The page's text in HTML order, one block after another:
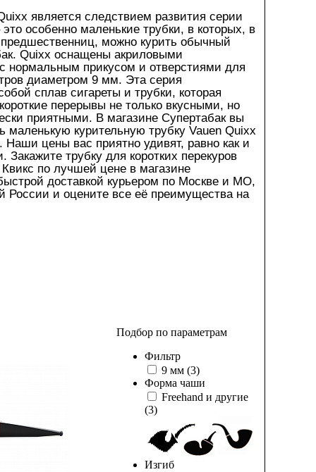
является следствием развития серии
особенно маленькие трубки, в которых, в
можно курить обычный
Quixx оснащены акриловыми
нормальным прикусом и отверстиями для
диаметром 9 мм. Эта серия
сплав сигареты и трубки, которая
перерывы не только вкусными, но
приятными. В магазине Супертабак вы
маленькую курительную трубку Vauen Quixx
Наши цены вас приятно удивят, равно как и
Закажите трубку для коротких перекуров
по лучшей цене в магазине
доставкой курьером по Москве и МО,
России и оцените все её преимущества на
Подбор по параметрам
Фильтр
9 мм (3)
Форма чаши
Freehand и другие
(3)
Изгиб